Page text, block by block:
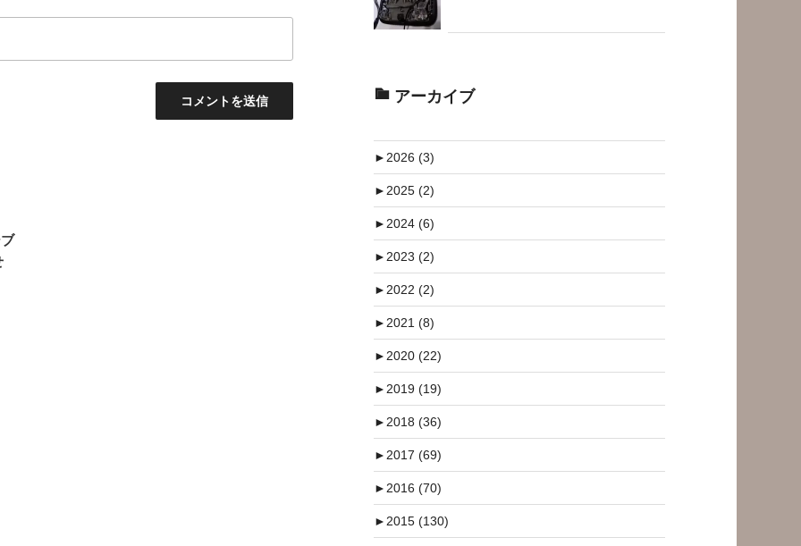
アーカイブ
►2026 (3)
►2025 (2)
►2024 (6)
►2023 (2)
►2022 (2)
►2021 (8)
►2020 (22)
►2019 (19)
►2018 (36)
►2017 (69)
►2016 (70)
►2015 (130)